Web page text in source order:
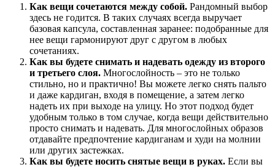
Как вещи сочетаются между собой. Рандомный выбор
здесь не годится. В таких случаях всегда выручает
базовая капсула, составленная заранее: подобранные для
нее вещи гармонируют друг с другом в любых
сочетаниях.
Как вы будете снимать и надевать одежду из второго
и третьего слоя. Многослойность – это не только
стильно, но и практично! Вы можете легко снять пальто
и даже кардиган, входя в помещение, а затем легко
надеть их при выходе на улицу. Но этот подход будет
удобным только в том случае, когда вещи действительно
просто снимать и надевать. Для многослойных образов
отдавайте предпочтение кардиганам и худи на молнии
или других застежках.
Как вы будете носить снятые вещи в руках. Если вы